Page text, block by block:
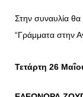
Στην συναυλία θα
“Γράμματα στην
Τετάρτη 26